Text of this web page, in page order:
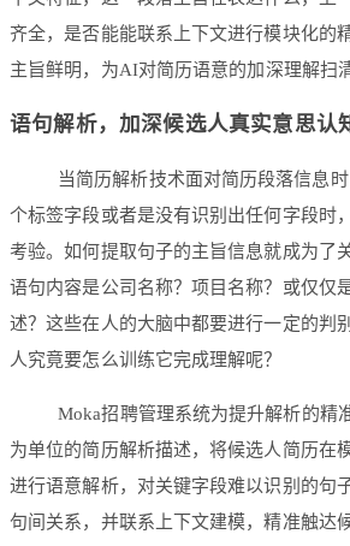
齐全，是否能能联系上下文进行模块化的
主旨鲜明，为AI对简历语意的加深理解扫
语句解析，加深候选人真实意思认
当简历解析技术面对简历段落信息
个标签字段或者是没有识别出任何字段时
考验。如何提取句子的主旨信息就成为了
语句内容是公司名称？项目名称？或仅仅
述？这些在人的大脑中都要进行一定的判
人究竟要怎么训练它完成理解呢？
Moka招聘管理系统为提升解析的精
为单位的简历解析描述，将候选人简历在
进行语意解析，对关键字段难以识别的句
句间关系，并联系上下文建模，精准触达